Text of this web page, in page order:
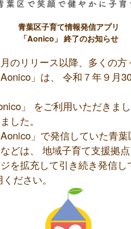
青葉区子育て情報発信アプリ
「Aonico」 終了のお知らせ
のリリース以降、多くの方
」は、 令和７年９月
」 をご利用いただきま
した。
」で発信していた青
どは、 地域子育て支援拠
を拡充して引き続き発信し
ださい。